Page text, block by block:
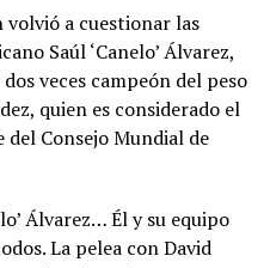
a cuestionar las
Saúl ‘Canelo’ Álvarez,
veces campeón del peso
quien es considerado el
Consejo Mundial de
Álvarez… Él y su equipo
La pelea con David